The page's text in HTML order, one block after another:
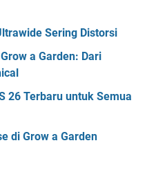
Sering Distorsi
a Garden: Dari
26 Terbaru untuk Semua
di Grow a Garden